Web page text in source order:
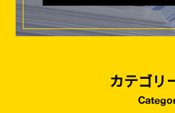
カテゴリ